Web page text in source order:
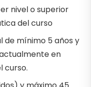
nivel o superior
del curso
de mínimo 5 años y
en
curso.